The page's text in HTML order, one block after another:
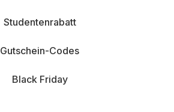
Studentenrabatt
Gutschein-Codes
Black Friday